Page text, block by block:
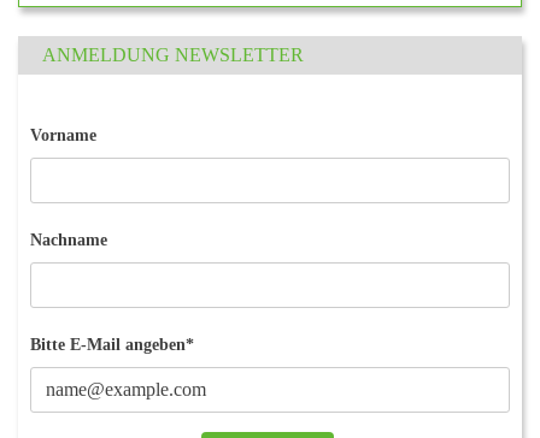
ANMELDUNG NEWSLETTER
Vorname
Nachname
Bitte E-Mail angeben*